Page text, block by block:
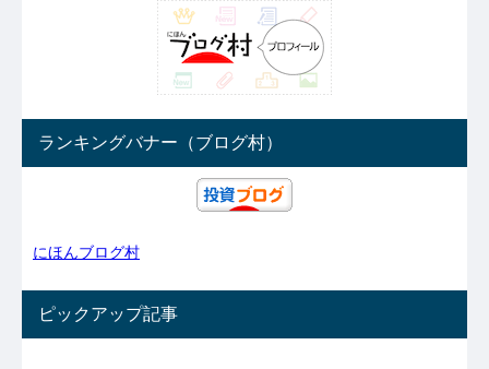
ランキングバナー（ブログ村）
にほんブログ村
ピックアップ記事